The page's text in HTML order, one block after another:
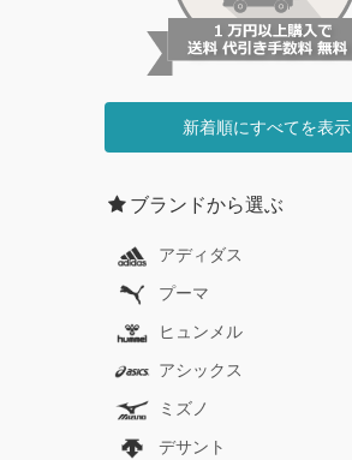
新着順にすべてを表示
ブランドから選ぶ
アディダス
プーマ
ヒュンメル
アシックス
ミズノ
デサント